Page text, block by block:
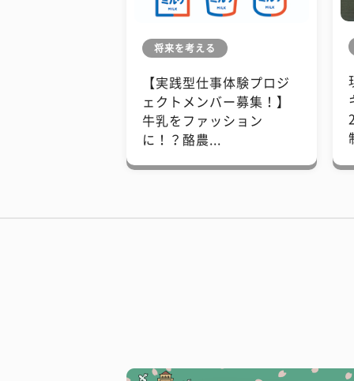
将来を考える
【実践型仕事体験プロジ
ェクトメンバー募集！】
牛乳をファッション
に！？酪農...